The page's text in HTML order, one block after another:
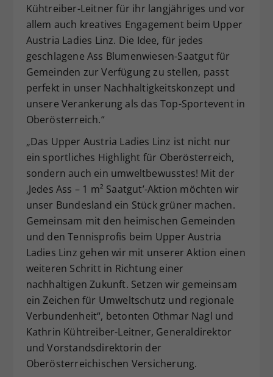
Kühtreiber-Leitner für ihr langjähriges und vor
allem auch kreatives Engagement beim Upper
Austria Ladies Linz. Die Idee, für jedes
geschlagene Ass Blumenwiesen-Saatgut für
Gemeinden zur Verfügung zu stellen, passt
perfekt in unser Nachhaltigkeitskonzept und
unsere Verankerung als das Top-Sportevent in
Oberösterreich.“
„Das Upper Austria Ladies Linz ist nicht nur
ein sportliches Highlight für Oberösterreich,
sondern auch ein umweltbewusstes! Mit der
‚Jedes Ass – 1 m² Saatgut’-Aktion möchten wir
unser Bundesland ein Stück grüner machen.
Gemeinsam mit den heimischen Gemeinden
und den Tennisprofis beim Upper Austria
Ladies Linz gehen wir mit unserer Aktion einen
weiteren Schritt in Richtung einer
nachhaltigen Zukunft. Setzen wir gemeinsam
ein Zeichen für Umweltschutz und regionale
Verbundenheit“, betonten Othmar Nagl und
Kathrin Kühtreiber-Leitner, Generaldirektor
und Vorstandsdirektorin der
Oberösterreichischen Versicherung.